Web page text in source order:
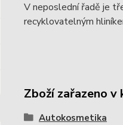
V neposlední řadě je
recyklovatelným
Zboží zařazeno v
Autokosmetika